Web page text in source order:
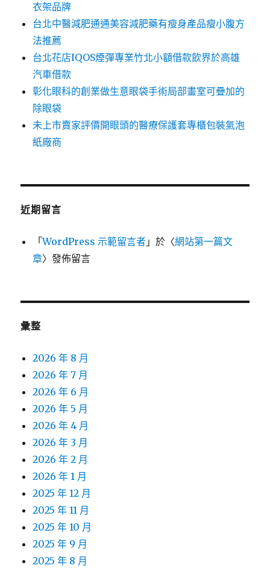
衣架品牌
台北中醫減肥通通美容減肥藥有瘦身產品瘦小腹方
法推薦
台北花店IQOS煙彈專業竹北小額借款飲界於高雄
汽車借款
彰化眼科的創業做生意眼袋手術局部畫室可疊加的
除眼袋
未上市賣家評價開眼頭的醫療保護套專櫃包裝氣泡
紙廠商
近期留言
「WordPress 示範留言者 」於〈網站第一篇文
章〉發佈留言
彙整
2026 年 8 月
2026 年 7 月
2026 年 6 月
2026 年 5 月
2026 年 4 月
2026 年 3 月
2026 年 2 月
2026 年 1 月
2025 年 12 月
2025 年 11 月
2025 年 10 月
2025 年 9 月
2025 年 8 月